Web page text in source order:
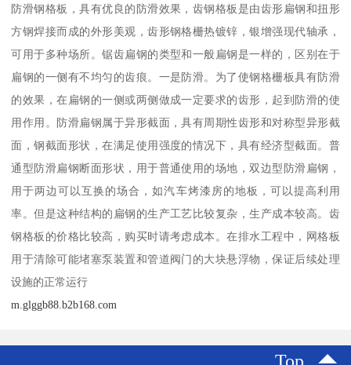
防滑钢格板，具有优良的防滑效果，齿钢格板是由齿形扁钢和扭形
方钢焊接而成的外形美观，齿形钢格栅热镀锌，银增强现代轴承，
可用于多种场所。锯齿扁钢的类型和一般扁钢是一样的，区别在于
扁钢的一侧有不均匀的齿痕。一是防滑。为了使钢格栅板具有防滑
的效果，在扁钢的一侧或两侧做成一定要求的齿形，起到防滑的使
用作用。防滑扁钢属于异形截面，具有周期性齿形和对称型异形截
面，钢截面形状，在满足使用强度的情况下，具有经济型截面。普
通型防滑扁钢断面形状，用于普通使用的场地，双边型防滑扁钢，
用于两边可以互换的场合，如汽车烤漆房的地板，可以提高利用
率。但是这种结构的扁钢的生产工艺比较复杂，生产成本较高。齿
钢格板的价格比较高，购买时请考虑成本。在排水工程中，网格板
用于清除可能堵塞泵装置和管道阀门的大块悬浮物，保证后续处理
设施的正常运行
m.glggb88.b2b168.com
Top